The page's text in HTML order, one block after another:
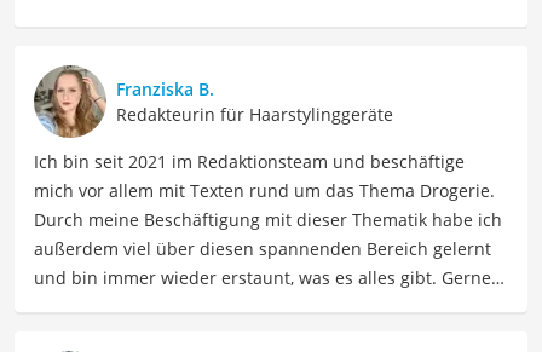
Franziska B.
Redakteurin für Haarstylinggeräte
Ich bin seit 2021 im Redaktionsteam und beschäftige
mich vor allem mit Texten rund um das Thema Drogerie.
Durch meine Beschäftigung mit dieser Thematik habe ich
außerdem viel über diesen spannenden Bereich gelernt
und bin immer wieder erstaunt, was es alles gibt. Gerne